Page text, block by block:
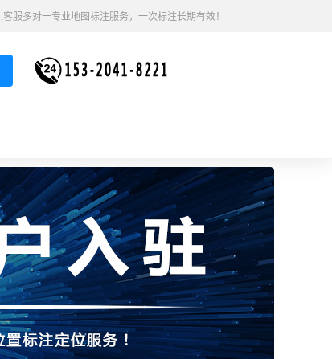
服多对一专业地图标注服务，一次标注长期有效！